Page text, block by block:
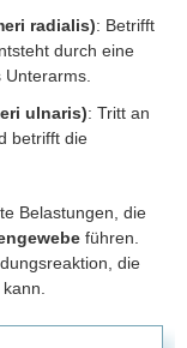
radialis): Betrifft
durch eine
ulnaris): Tritt an
betrifft die
Belastungen, die
führen.
die